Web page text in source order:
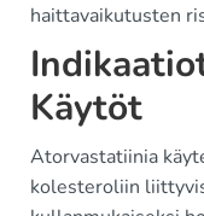
haittavaikutusten
Käytöt
Atorvastatiinia
kolesteroliin